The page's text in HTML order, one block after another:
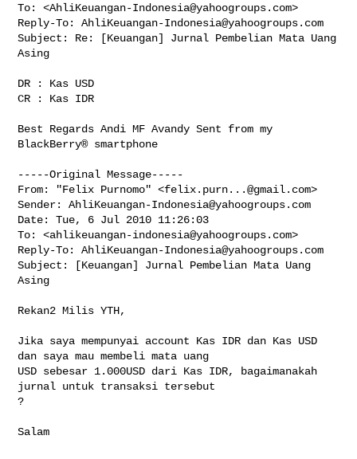
To: <AhliKeuangan-Indonesia@yahoogroups.com>
Reply-To: AhliKeuangan-Indonesia@yahoogroups.com
Subject: Re: [Keuangan] Jurnal Pembelian Mata Uang
Asing
DR : Kas USD
CR : Kas IDR
Best Regards Andi MF Avandy Sent from my
BlackBerry® smartphone
-----Original Message-----
From: "Felix Purnomo" <felix.purn...@gmail.com>
Sender: AhliKeuangan-Indonesia@yahoogroups.com
Date: Tue, 6 Jul 2010 11:26:03
To: <ahlikeuangan-indonesia@yahoogroups.com>
Reply-To: AhliKeuangan-Indonesia@yahoogroups.com
Subject: [Keuangan] Jurnal Pembelian Mata Uang
Asing
Rekan2 Milis YTH,
Jika saya mempunyai account Kas IDR dan Kas USD
dan saya mau membeli mata uang
USD sebesar 1.000USD dari Kas IDR, bagaimanakah
jurnal untuk transaksi tersebut
?
Salam